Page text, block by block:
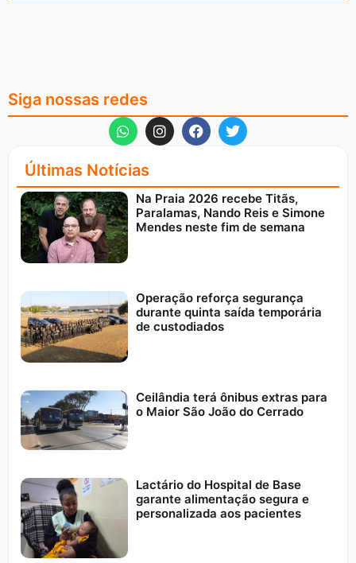
Siga nossas redes
Últimas Notícias
Na Praia 2026 recebe Titãs,
Paralamas, Nando Reis e Simone
Mendes neste fim de semana
Operação reforça segurança
durante quinta saída temporária
de custodiados
Ceilândia terá ônibus extras para
o Maior São João do Cerrado
Lactário do Hospital de Base
garante alimentação segura e
personalizada aos pacientes